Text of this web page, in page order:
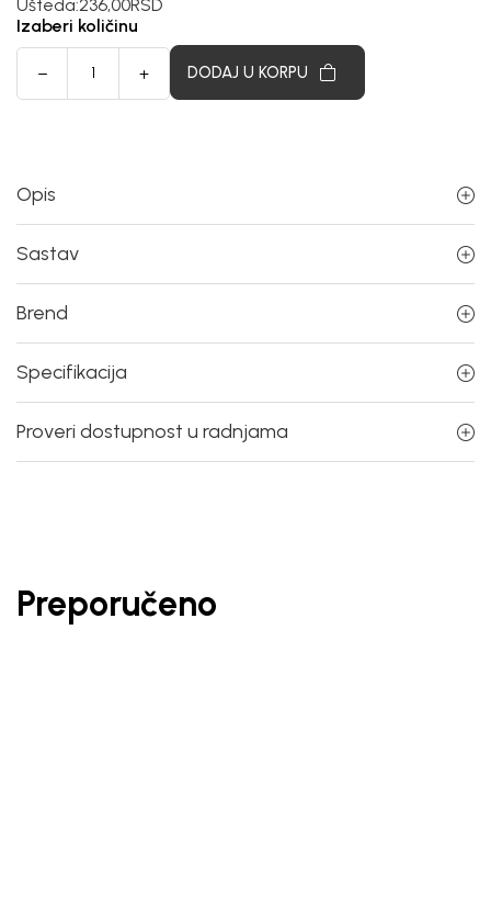
Ušteda:236,00RSD
Izaberi količinu
DODAJ U KORPU
Opis
Sastav
Brend
Specifikacija
Proveri dostupnost u radnjama
Preporučeno